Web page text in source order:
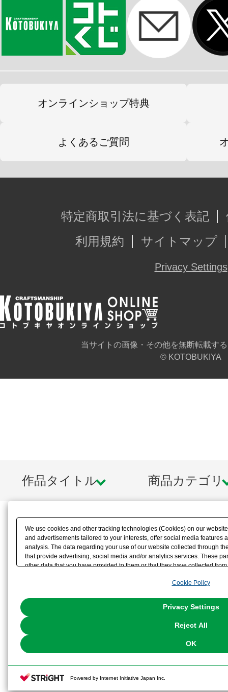
オンラインショップ特典
よくあるご質問
特定商取引法に基づく表記
利用規約
サイトマップ
Privacy Settings
当サイトの画像・その他を無断転載す
© KOTOBUKIYA
作品タイトル 商品カテゴリ
We use cookies and other tracking technologies (Cookies) on our
and advertisements tailored to your interests, offer social media features
analysis. The data regarding your use of our website collected through
that provide advertising, social media and/or analytics services. These
other data that you have provided to them or that they have collected
the use of all Cookies except for Strictly Necessary Cookies, please
You can change your consent or rejection settings at any time via
Cookie Policy
Privacy Settings
Reject All
OK
Powered by Internet Initiative Japan Inc.